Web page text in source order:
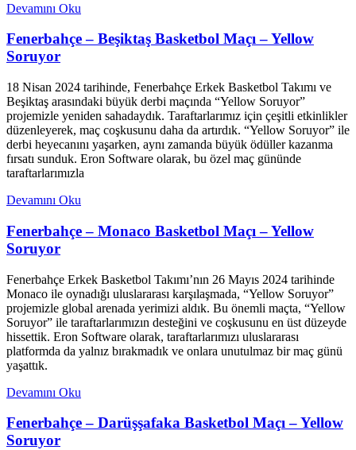
Devamını Oku
Fenerbahçe – Beşiktaş Basketbol Maçı – Yellow
Soruyor
18 Nisan 2024 tarihinde, Fenerbahçe Erkek Basketbol Takımı ve
Beşiktaş arasındaki büyük derbi maçında “Yellow Soruyor”
projemizle yeniden sahadaydık. Taraftarlarımız için çeşitli etkinlikler
düzenleyerek, maç coşkusunu daha da artırdık. “Yellow Soruyor” ile
derbi heyecanını yaşarken, aynı zamanda büyük ödüller kazanma
fırsatı sunduk. Eron Software olarak, bu özel maç gününde
taraftarlarımızla
Devamını Oku
Fenerbahçe – Monaco Basketbol Maçı – Yellow
Soruyor
Fenerbahçe Erkek Basketbol Takımı’nın 26 Mayıs 2024 tarihinde
Monaco ile oynadığı uluslararası karşılaşmada, “Yellow Soruyor”
projemizle global arenada yerimizi aldık. Bu önemli maçta, “Yellow
Soruyor” ile taraftarlarımızın desteğini ve coşkusunu en üst düzeyde
hissettik. Eron Software olarak, taraftarlarımızı uluslararası
platformda da yalnız bırakmadık ve onlara unutulmaz bir maç günü
yaşattık.
Devamını Oku
Fenerbahçe – Darüşşafaka Basketbol Maçı – Yellow
Soruyor